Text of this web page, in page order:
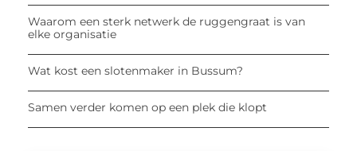
Waarom een sterk netwerk de ruggengraat is van
elke organisatie
Wat kost een slotenmaker in Bussum?
Samen verder komen op een plek die klopt